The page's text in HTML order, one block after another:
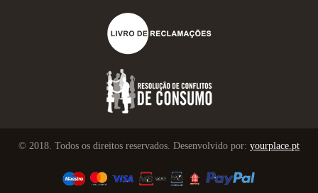
© 2018. Todos os direitos reservados. Desenvolvido por: yourplace.pt